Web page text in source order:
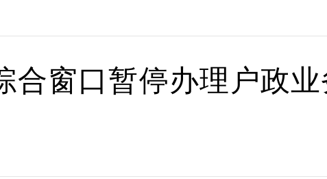
合窗口暂停办理户政